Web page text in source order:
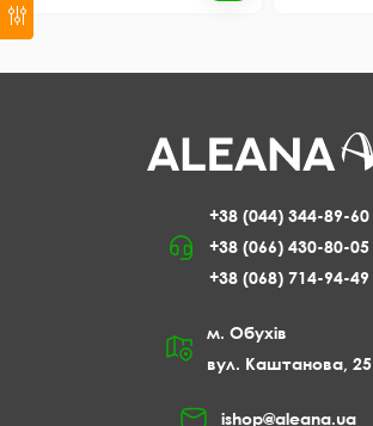
+38 (044) 344-89-60
+38 (066) 430-80-05
+38 (068) 714-94-49
м. Обухів
вул. Каштанова, 25
ishop@aleana.ua